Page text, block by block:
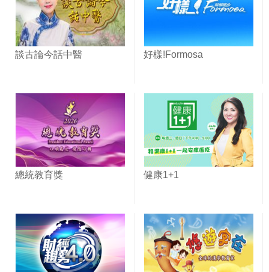
談古論今話中醫 好樣!Formosa
總統教育獎 健康1+1